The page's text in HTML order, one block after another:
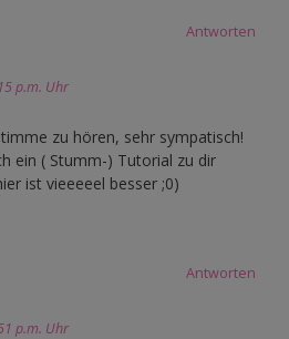
Antworten
p.m. Uhr
zu hören, sehr sympatisch!
ein ( Stumm-) Tutorial zu dir
ist vieeeeel besser ;0)
Antworten
p.m. Uhr